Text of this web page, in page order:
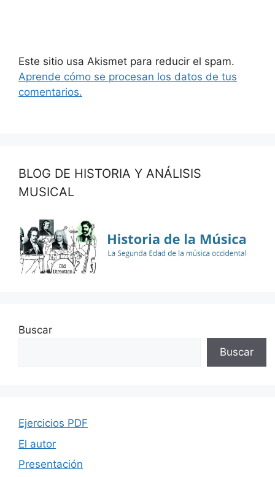
Este sitio usa Akismet para reducir el spam.
Aprende cómo se procesan los datos de tus
comentarios.
BLOG DE HISTORIA Y ANÁLISIS
MUSICAL
Buscar
Buscar
Ejercicios PDF
El autor
Presentación